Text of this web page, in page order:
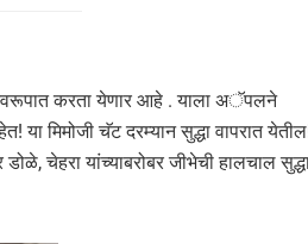
करता येणार आहे . याला अॅपलने
मिमोजी चॅट दरम्यान सुद्धा वापरात
चेहरा यांच्याबरोबर जीभेची हालचाल